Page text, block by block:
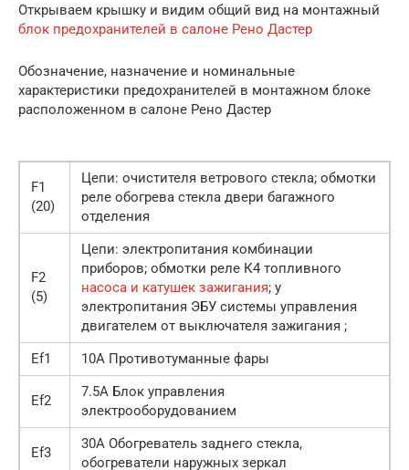
Открываем крышку и видим общий вид на монтажный
блок предохранителей в салоне Рено Дастер
Обозначение, назначение и номинальные
характеристики предохранителей в монтажном блоке
расположенном в салоне Рено Дастер
F1
(20)
Цепи: очистителя ветрового стекла; обмотки
реле обогрева стекла двери багажного
отделения
F2
(5)
Цепи: электропитания комбинации
приборов; обмотки реле К4 топливного
насоса и катушек зажигания; у
электропитания ЭБУ системы управления
двигателем от выключателя зажигания ;
Ef1
10A Противотуманные фары
Ef2
7.5A Блок управления
электрооборудованием
Ef3
30A Обогреватель заднего стекла,
обогреватели наружных зеркал